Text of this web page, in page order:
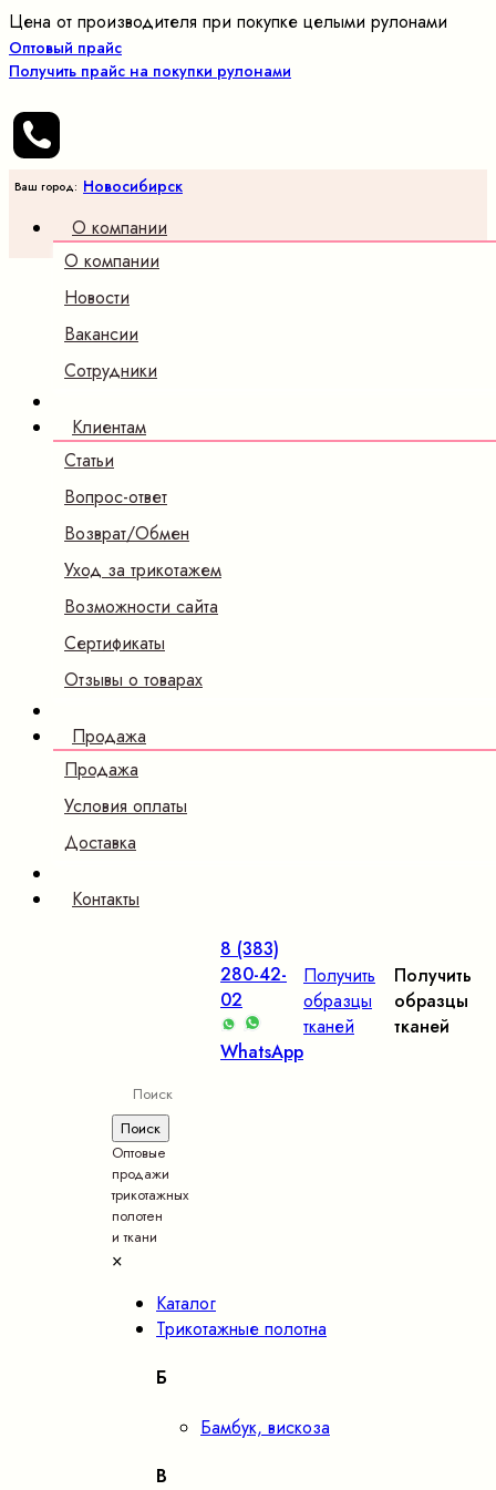
Цена от производителя при покупке целыми рулонами
Оптовый прайс
Получить прайс на покупки рулонами
Ваш город: Новосибирск
О компании
О компании
Новости
Вакансии
Сотрудники
Клиентам
Статьи
Вопрос-ответ
Возврат/Обмен
Уход за трикотажем
Возможности сайта
Сертификаты
Отзывы о товарах
Продажа
Продажа
Условия оплаты
Доставка
Контакты
8 (383)
280-42-
02
WhatsApp
Получить
образцы
тканей
Получить
образцы
тканей
Оптовые
продажи
трикотажных
полотен
и ткани
×
Каталог
Трикотажные полотна
Б
Бамбук, вискоза
В